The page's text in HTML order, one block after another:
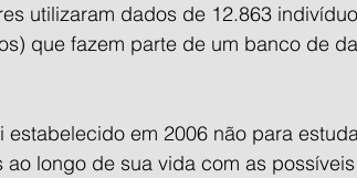
utilizaram dados de 12.863
que fazem parte de um banco de
estabelecido em 2006 não para
longo de sua vida com as